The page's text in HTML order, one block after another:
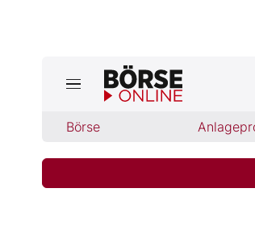
Börse
Jetzt aktuelle Ausgabe